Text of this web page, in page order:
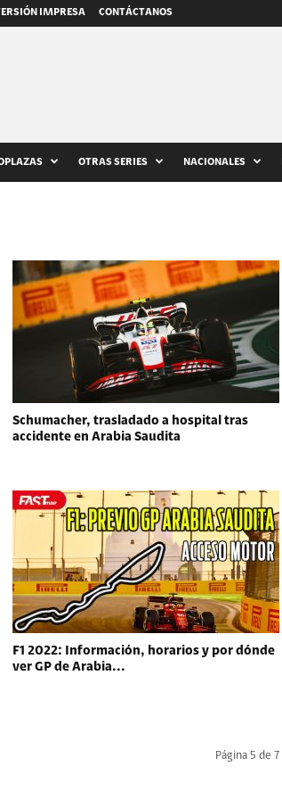
IMPRESA CONTÁCTANOS
OTRAS SERIES NACIONALES
Schumacher, trasladado a hospital tras
accidente en Arabia Saudita
F1 2022: Información, horarios y por dónde
ver GP de Arabia...
Página 5 de 7